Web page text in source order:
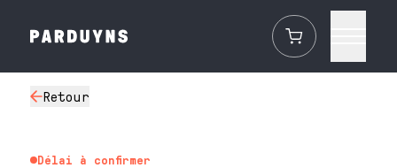
Retour
Délai à confirmer